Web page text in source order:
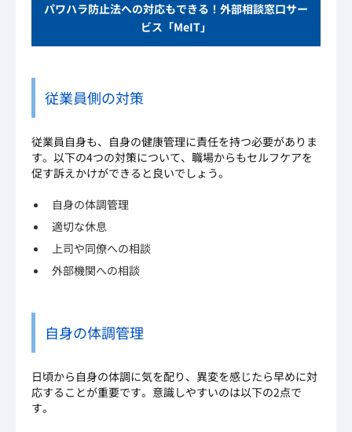
パワハラ防止法への対応もできる！外部相談窓口サー
ビス「MeIT」
従業員側の対策
従業員自身も、自身の健康管理に責任を持つ必要がありま
す。以下の4つの対策について、職場からもセルフケアを
促す訴えかけができると良いでしょう。
自身の体調管理
適切な休息
上司や同僚への相談
外部機関への相談
自身の体調管理
日頃から自身の体調に気を配り、異変を感じたら早めに対
応することが重要です。意識しやすいのは以下の2点で
す。